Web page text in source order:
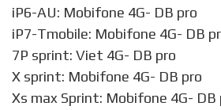
iP6-AU: Mobifone 4G- DB pro
iP7-Tmobile: Mobifone 4G- DB
7P sprint: Viet 4G- DB pro
X sprint: Mobifone 4G- DB pro
Xs max Sprint: Mobifone 4G- DB